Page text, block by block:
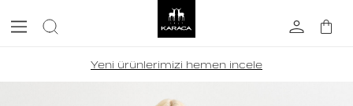
Yeni ürünlerimizi hemen incele